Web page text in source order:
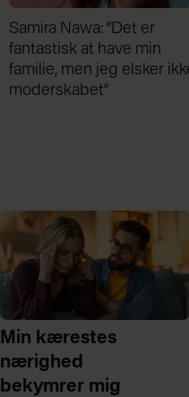
Jeg valgte at blive skilt
min mand - da jeg en dag
gik forbi hans hus, fik jeg
chok
Min kærestes
nærighed
bekymrer mig